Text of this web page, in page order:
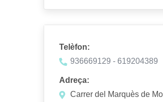
Telèfon:
936669129 - 619204389
Adreça:
Carrer del Marquès de